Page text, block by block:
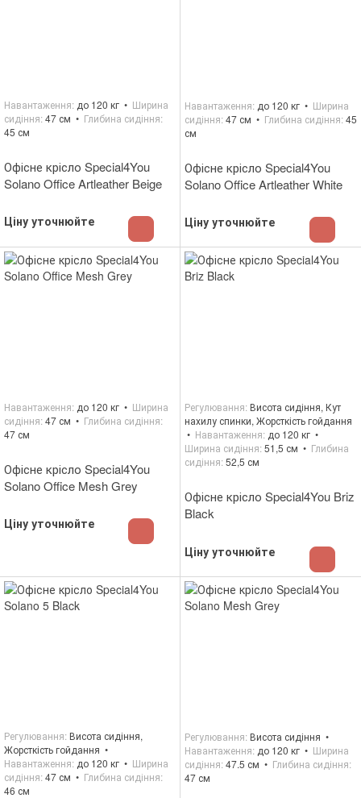
Офісне крісло Special4You
Solano Office Artleather Beige
Ціну уточнюйте
Навантаження до 120 кг
Ширина
сидіння 47 см
Глибина сидіння
45 см
Офісне крісло Special4You
Solano Office Artleather White
Ціну уточнюйте
Навантаження до 120 кг
Ширина
сидіння 47 см Глибина сидіння 45
см
Офісне крісло Special4You
Solano Office Mesh Grey
Ціну уточнюйте
Навантаження до 120 кг
Ширина
сидіння 47 см
Глибина сидіння
47 см
Офісне крісло Special4You Briz
Black
Ціну уточнюйте
Регулювання Висота сидіння, Кут
нахилу спинки, Жорсткість гойдання
Навантаження до 120 кг
Ширина сидіння 51,5 см
Глибина
сидіння 52,5 см
Регулювання Висота сидіння,
Жорсткість гойдання
Навантаження до 120 кг
Ширина
сидіння 47 см
Глибина сидіння
46 см
Регулювання Висота сидіння
Навантаження до 120 кг
Ширина
сидіння 47.5 см
Глибина сидіння
47 см